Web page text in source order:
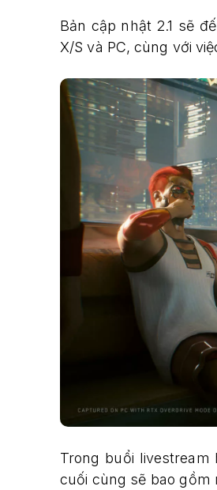
Bản cập nhật 2.1 sẽ
X/S và PC, cùng với
Trong buổi
cuối cùng sẽ bao